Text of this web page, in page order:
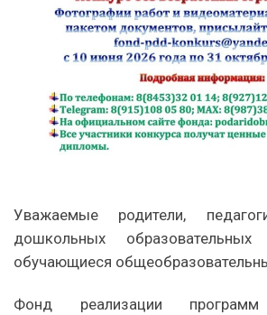
Уважаемые родители,
дошкольных
обучающиеся
Фонд реализации